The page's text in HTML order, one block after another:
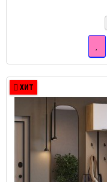
ХИТ